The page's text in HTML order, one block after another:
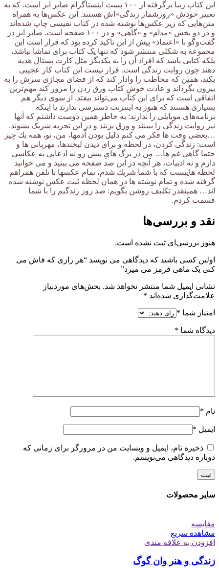
این کتاب زیبا برگرفته از ١٠٠ پست اینستاگرام صابر ابر است. که به
تعبیر خودش «روزشمار زندگی»اش هستند. این عکس‌ها به همراه
متن‌هایی که زیر عکس‌ها نوشته شده در کتاب نفیسی چاپ شده‌اند
و در دو بخش «مدام» و «گاهی» و در ١٠٠ صفحه است. صابر ابر در
گفت‌وگو با «اعتماد» پیش از این تاکید کرده بود که قرار است این
مجموعه به شکلی منتشر شود که تنها یک کتاب برای تماشا نباشد،
بلکه کتابی باشد که افراد آن را به یکدیگر مثل کارت پستال هدیه
دهند چون روایت زندگی است. قرار نیست این کتاب کار عجیبی
بکند، همین که مخاطب را وادار کند که از فضای مجازی سرش را به
بیرون بگرداند و عادت خوشِ کتاب ورق زدن را مرور کند مهم‌ترین
اتفاقی است که برای این کتاب می‌تواند بیفتد. از سوی دیگر هم
بسیاری هستند که هنوز به اینترنت دسترسی ندارند یا اینکه
برنامه‌های موبایلی را ندارند: به خاطر همین دوست داشتم که آنها
نیز روایت زندگی را ببینند و ورق بزنند و در این تجربه شریک بشوند.
…بعضى وقت ها فكر مى كنم دلیل بودن آدمها، من، تو، همه یك چیز
است: زندگى كردن، در لحظه و براى دیدن لبخندها، مهربانى ها و
حتما گاهى غم ها… من در برگ هاىِ پیش رو نه ادعایى به عكاسى
دارم و نه ادبیات، هر آنچه در این صد صفحه مى بینید و مى خوانید
لحظه هاییست كه با شما شریك شدم، تمام عكسها با تلفن همراهم
گرفته شده و تمام نوشته ها در همان لحظه ثبت عكس نوشته شده
اند… همینقدر تكلیف روشن بگویم: صد روز زندگیم را با شما
قسمت كردم.
نقد و بررسی‌ها
هنوز بررسی‌ای ثبت نشده است.
اولین کسی باشید که دیدگاهی می نویسد “هر رازی که فاش می
کنی یک ماهی قرمز می میرد”
نشانی ایمیل شما منتشر نخواهد شد. بخش‌های موردنیاز
علامت‌گذاری شده‌اند *
امتیاز شما *
دیدگاه شما *
نام *
ایمیل *
ذخیره نام، ایمیل و وبسایت من در مرورگر برای زمانی که
دوباره دیدگاهی می‌نویسم.
سایر محصولات
مقایسه
مشاهده سریع
افزودن به علاقه مندی
زندگی و هنر وان گوگ